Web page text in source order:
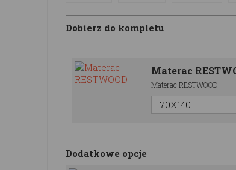
Dobierz do kompletu
Materac
Materac RESTWOOD
Dodatkowe opcje